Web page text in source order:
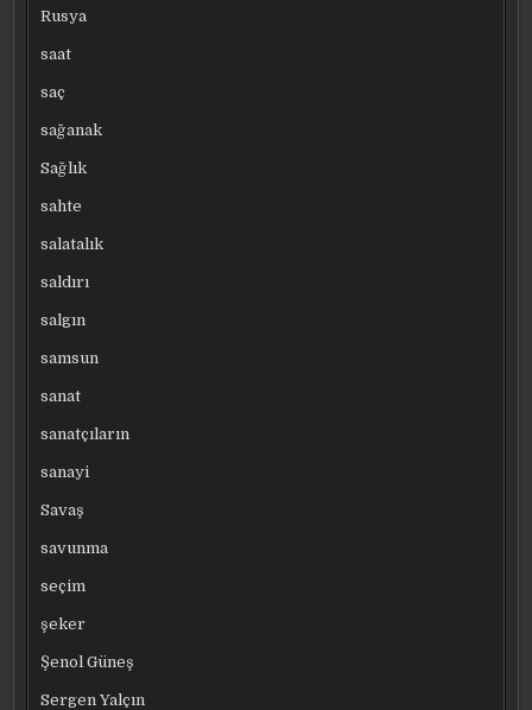
Rusya
saat
saç
sağanak
Sağlık
sahte
salatalık
saldırı
salgın
samsun
sanat
sanatçıların
sanayi
Savaş
savunma
seçim
şeker
Şenol Güneş
Sergen Yalçın